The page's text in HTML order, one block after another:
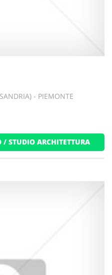
- PIEMONTE
/ STUDIO ARCHITETTURA